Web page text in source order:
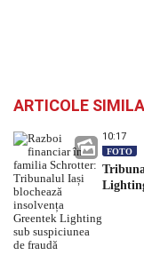
ARTICOLE
10:17
FOTO